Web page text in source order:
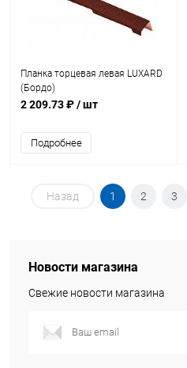
Планка торцевая левая LUXARD
(Бордо)
2 209.73 ₽/ шт
Подробнее
Назад 1 2 3
Новости магазина
Свежие новости магазина